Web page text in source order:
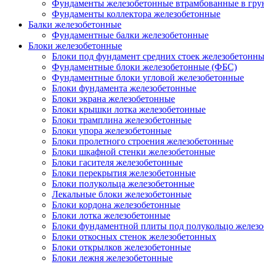
Фундаменты железобетонные втрамбованные в
Фундаменты коллектора железобетонные
Балки железобетонные
Фундаментные балки железобетонные
Блоки железобетонные
Блоки под фундамент средних стоек
Фундаментные блоки железобетонные (ФБС)
Фундаментные блоки угловой железобетонные
Блоки фундамента железобетонные
Блоки экрана железобетонные
Блоки крышки лотка железобетонные
Блоки трамплина железобетонные
Блоки упора железобетонные
Блоки пролетного строения железобетонные
Блоки шкафной стенки железобетонные
Блоки гасителя железобетонные
Блоки перекрытия железобетонные
Блоки полукольца железобетонные
Лекальные блоки железобетонные
Блоки кордона железобетонные
Блоки лотка железобетонные
Блоки фундаментной плиты под полукольцо
Блоки откосных стенок железобетонных
Блоки открылков железобетонные
Блоки лежня железобетонные